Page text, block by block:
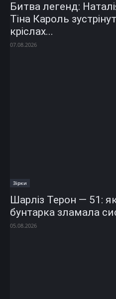
Битва легенд:
Тіна Кароль
кріслах...
07.08.2026
Зірки
Шарліз Терон — 51:
бунтарка зламала
05.08.2026